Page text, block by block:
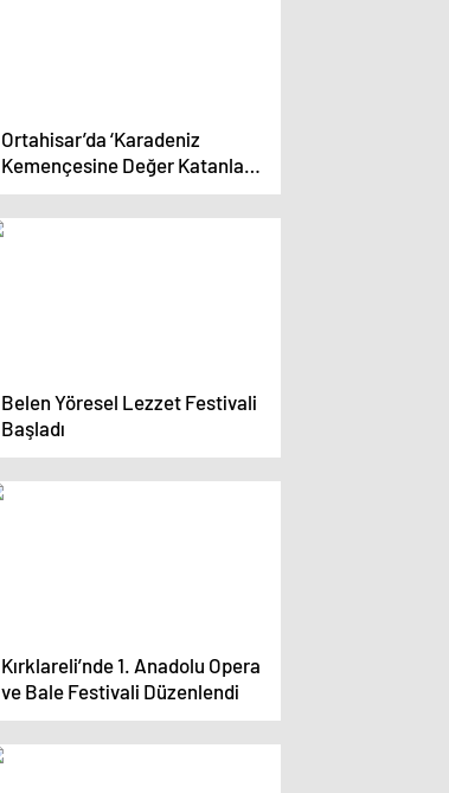
Ortahisar’da ‘Karadeniz
Kemençesine Değer Katanlar’
Konseri
Belen Yöresel Lezzet Festivali
Başladı
Kırklareli’nde 1. Anadolu Opera
ve Bale Festivali Düzenlendi